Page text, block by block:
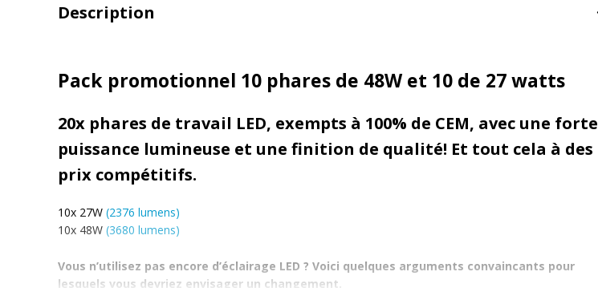
Description
Pack promotionnel 10 phares de 48W et 10 de 27 watts
20x phares de travail LED, exempts à 100% de CEM, avec une forte
puissance lumineuse et une finition de qualité! Et tout cela à des
prix compétitifs.
10x 27W (2376 lumens)
10x 48W (3680 lumens)
Vous n’utilisez pas encore d’éclairage LED ? Voici quelques arguments convaincants pour
lesquels vous devriez envisager un changement.